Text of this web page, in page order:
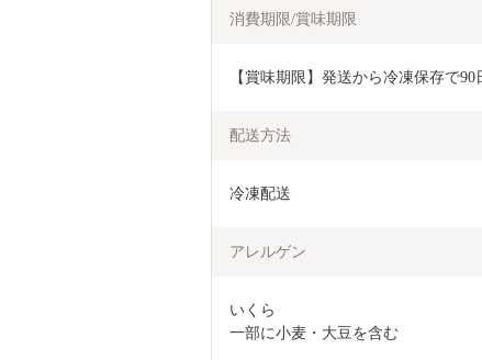
消費期限/賞味期限
【賞味期限】発送から冷凍保存で90
配送方法
冷凍配送
アレルゲン
いくら
一部に小麦・大豆を含む